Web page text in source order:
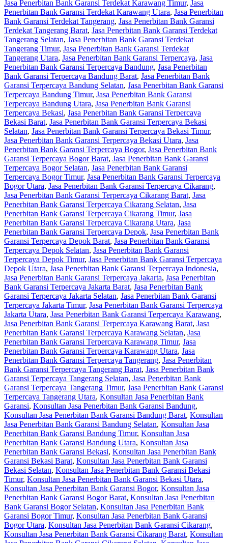
Jasa Penerbitan Bank Garansi Terdekat Karawang Timur, Jasa
Penerbitan Bank Garansi Terdekat Karawang Utara, Jasa Penerbitan
Bank Garansi Terdekat Tangerang, Jasa Penerbitan Bank Garansi
Terdekat Tangerang Barat, Jasa Penerbitan Bank Garansi Terdekat
Tangerang Selatan, Jasa Penerbitan Bank Garansi Terdekat
Tangerang Timur, Jasa Penerbitan Bank Garansi Terdekat
Tangerang Utara, Jasa Penerbitan Bank Garansi Terpercaya, Jasa
Penerbitan Bank Garansi Terpercaya Bandung, Jasa Penerbitan
Bank Garansi Terpercaya Bandung Barat, Jasa Penerbitan Bank
Garansi Terpercaya Bandung Selatan, Jasa Penerbitan Bank Garansi
Terpercaya Bandung Timur, Jasa Penerbitan Bank Garansi
Terpercaya Bandung Utara, Jasa Penerbitan Bank Garansi
Terpercaya Bekasi, Jasa Penerbitan Bank Garansi Terpercaya
Bekasi Barat, Jasa Penerbitan Bank Garansi Terpercaya Bekasi
Selatan, Jasa Penerbitan Bank Garansi Terpercaya Bekasi Timur,
Jasa Penerbitan Bank Garansi Terpercaya Bekasi Utara, Jasa
Penerbitan Bank Garansi Terpercaya Bogor, Jasa Penerbitan Bank
Garansi Terpercaya Bogor Barat, Jasa Penerbitan Bank Garansi
Terpercaya Bogor Selatan, Jasa Penerbitan Bank Garansi
Terpercaya Bogor Timur, Jasa Penerbitan Bank Garansi Terpercaya
Bogor Utara, Jasa Penerbitan Bank Garansi Terpercaya Cikarang,
Jasa Penerbitan Bank Garansi Terpercaya Cikarang Barat, Jasa
Penerbitan Bank Garansi Terpercaya Cikarang Selatan, Jasa
Penerbitan Bank Garansi Terpercaya Cikarang Timur, Jasa
Penerbitan Bank Garansi Terpercaya Cikarang Utara, Jasa
Penerbitan Bank Garansi Terpercaya Depok, Jasa Penerbitan Bank
Garansi Terpercaya Depok Barat, Jasa Penerbitan Bank Garansi
Terpercaya Depok Selatan, Jasa Penerbitan Bank Garansi
Terpercaya Depok Timur, Jasa Penerbitan Bank Garansi Terpercaya
Depok Utara, Jasa Penerbitan Bank Garansi Terpercaya Indonesia,
Jasa Penerbitan Bank Garansi Terpercaya Jakarta, Jasa Penerbitan
Bank Garansi Terpercaya Jakarta Barat, Jasa Penerbitan Bank
Garansi Terpercaya Jakarta Selatan, Jasa Penerbitan Bank Garansi
Terpercaya Jakarta Timur, Jasa Penerbitan Bank Garansi Terpercaya
Jakarta Utara, Jasa Penerbitan Bank Garansi Terpercaya Karawang,
Jasa Penerbitan Bank Garansi Terpercaya Karawang Barat, Jasa
Penerbitan Bank Garansi Terpercaya Karawang Selatan, Jasa
Penerbitan Bank Garansi Terpercaya Karawang Timur, Jasa
Penerbitan Bank Garansi Terpercaya Karawang Utara, Jasa
Penerbitan Bank Garansi Terpercaya Tangerang, Jasa Penerbitan
Bank Garansi Terpercaya Tangerang Barat, Jasa Penerbitan Bank
Garansi Terpercaya Tangerang Selatan, Jasa Penerbitan Bank
Garansi Terpercaya Tangerang Timur, Jasa Penerbitan Bank Garansi
Terpercaya Tangerang Utara, Konsultan Jasa Penerbitan Bank
Garansi, Konsultan Jasa Penerbitan Bank Garansi Bandung,
Konsultan Jasa Penerbitan Bank Garansi Bandung Barat, Konsultan
Jasa Penerbitan Bank Garansi Bandung Selatan, Konsultan Jasa
Penerbitan Bank Garansi Bandung Timur, Konsultan Jasa
Penerbitan Bank Garansi Bandung Utara, Konsultan Jasa
Penerbitan Bank Garansi Bekasi, Konsultan Jasa Penerbitan Bank
Garansi Bekasi Barat, Konsultan Jasa Penerbitan Bank Garansi
Bekasi Selatan, Konsultan Jasa Penerbitan Bank Garansi Bekasi
Timur, Konsultan Jasa Penerbitan Bank Garansi Bekasi Utara,
Konsultan Jasa Penerbitan Bank Garansi Bogor, Konsultan Jasa
Penerbitan Bank Garansi Bogor Barat, Konsultan Jasa Penerbitan
Bank Garansi Bogor Selatan, Konsultan Jasa Penerbitan Bank
Garansi Bogor Timur, Konsultan Jasa Penerbitan Bank Garansi
Bogor Utara, Konsultan Jasa Penerbitan Bank Garansi Cikarang,
Konsultan Jasa Penerbitan Bank Garansi Cikarang Barat, Konsultan